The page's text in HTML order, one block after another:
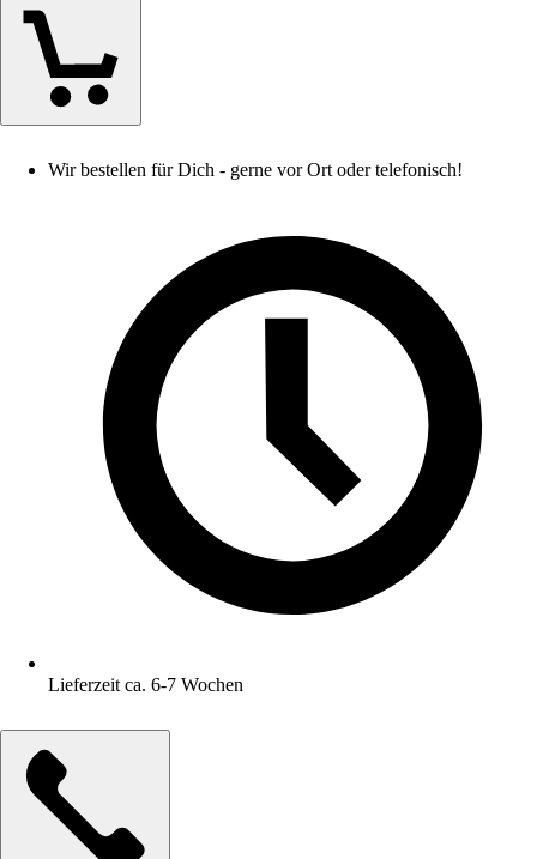
Wir bestellen für Dich - gerne vor Ort oder telefonisch!
Lieferzeit ca. 6-7 Wochen